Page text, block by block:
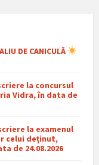
DE CANICULĂ
la concursul
Vidra, în data de
la examenul
celui deținut,
de 24.08.2026